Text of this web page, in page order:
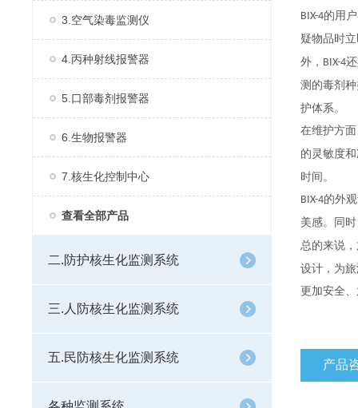
3.空气染毒监测仪
4.丙种射线报警器
5.口部毒剂报警器
6.生物报警器
7.核生化控制中心
查看全部产品
二.防护核生化监测系统
三.人防核生化监测系统
五.民防核生化监测系统
BIX-4的用
疑物品时
外， BIX-4
测的毒剂
护体系。
在维护方
的灵敏度
时间。
BIX-4的外
美感。同
总的来说
设计，为
更加安全
产品